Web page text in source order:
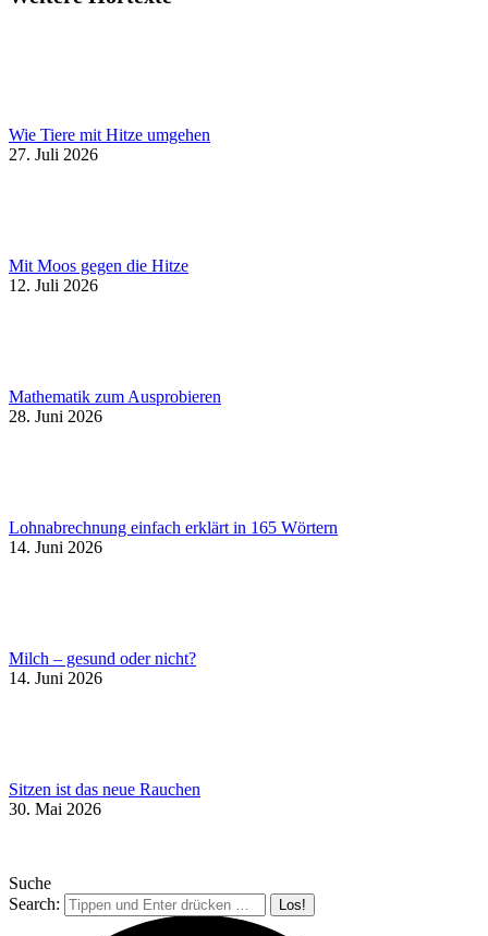
Wie Tiere mit Hitze umgehen
27. Juli 2026
Mit Moos gegen die Hitze
12. Juli 2026
Mathematik zum Ausprobieren
28. Juni 2026
Lohnabrechnung einfach erklärt in 165 Wörtern
14. Juni 2026
Milch – gesund oder nicht?
14. Juni 2026
Sitzen ist das neue Rauchen
30. Mai 2026
Suche
Search: